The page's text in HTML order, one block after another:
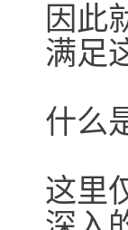
因此
满足
什么
这里